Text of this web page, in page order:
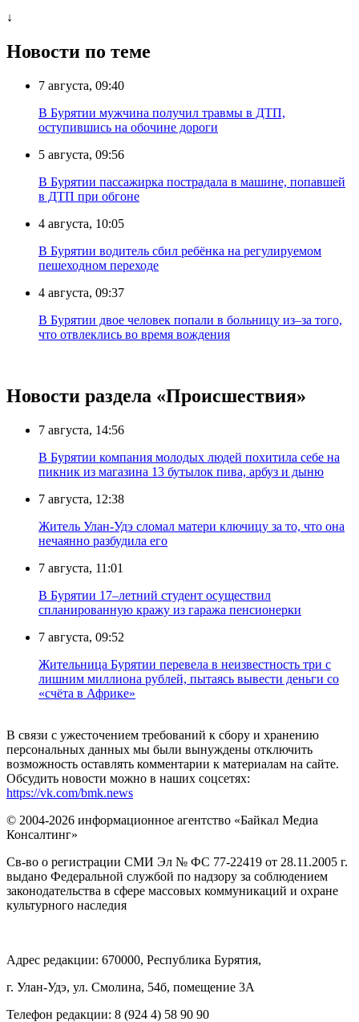
↓
Новости по теме
7 августа, 09:40
В Бурятии мужчина получил травмы в ДТП,
оступившись на обочине дороги
5 августа, 09:56
В Бурятии пассажирка пострадала в машине, попавшей
в ДТП при обгоне
4 августа, 10:05
В Бурятии водитель сбил ребёнка на регулируемом
пешеходном переходе
4 августа, 09:37
В Бурятии двое человек попали в больницу из–за того,
что отвлеклись во время вождения
Новости раздела «Происшествия»
7 августа, 14:56
В Бурятии компания молодых людей похитила себе на
пикник из магазина 13 бутылок пива, арбуз и дыню
7 августа, 12:38
Житель Улан-Удэ сломал матери ключицу за то, что она
нечаянно разбудила его
7 августа, 11:01
В Бурятии 17–летний студент осуществил
спланированную кражу из гаража пенсионерки
7 августа, 09:52
Жительница Бурятии перевела в неизвестность три с
лишним миллиона рублей, пытаясь вывести деньги со
«счёта в Африке»
В связи с ужесточением требований к сбору и хранению
персональных данных мы были вынуждены отключить
возможность оставлять комментарии к материалам на сайте.
Обсудить новости можно в наших соцсетях:
https://vk.com/bmk.news
© 2004-2026 информационное агентство «Байкал Медиа
Консалтинг»
Св-во о регистрации СМИ Эл № ФС 77-22419 от 28.11.2005 г.
выдано Федеральной службой по надзору за соблюдением
законодательства в сфере массовых коммуникаций и охране
культурного наследия
Адрес редакции: 670000, Республика Бурятия,
г. Улан-Удэ, ул. Смолина, 54б, помещение 3А
Телефон редакции: ‎‎8 (924 4) 58 90 90